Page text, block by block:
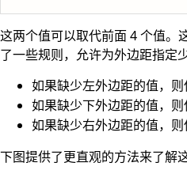
这两个值可以取代前面 4 个值。
了一些规则，允许为外边距指定
如果缺少左外边距的值，则
如果缺少下外边距的值，则
如果缺少右外边距的值，则
下图提供了更直观的方法来了解这